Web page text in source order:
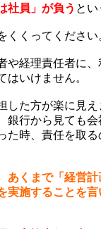
社員」が負う とい
くくってください
や経理責任者に
はいけません。
した方が楽に見
銀行から見ても
た時、責任を取
あくまで「経営
実施することを